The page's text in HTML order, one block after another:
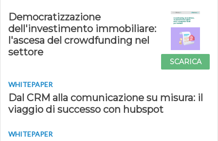
Democratizzazione
dell'investimento immobiliare:
l'ascesa del crowdfunding nel
settore
SCARICA
WHITEPAPER
Dal CRM alla comunicazione su misura: il
viaggio di successo con hubspot
WHITEPAPER